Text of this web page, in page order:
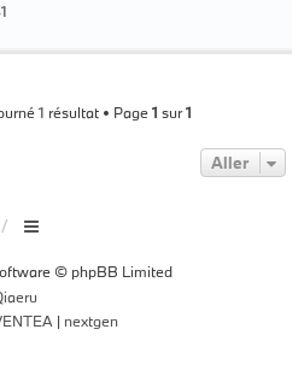
1 résultat • Page1 sur1
Aller
© phpBB Limited
| nextgen